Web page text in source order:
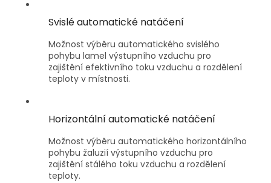
Svislé automatické natáčení
Možnost výběru automatického svislého
pohybu lamel výstupního vzduchu pro
zajištění efektivního toku vzduchu a rozdělení
teploty v místnosti.
Horizontální automatické natáčení
Možnost výběru automatického horizontálního
pohybu žaluzií výstupního vzduchu pro
zajištění stálého toku vzduchu a rozdělení
teploty.